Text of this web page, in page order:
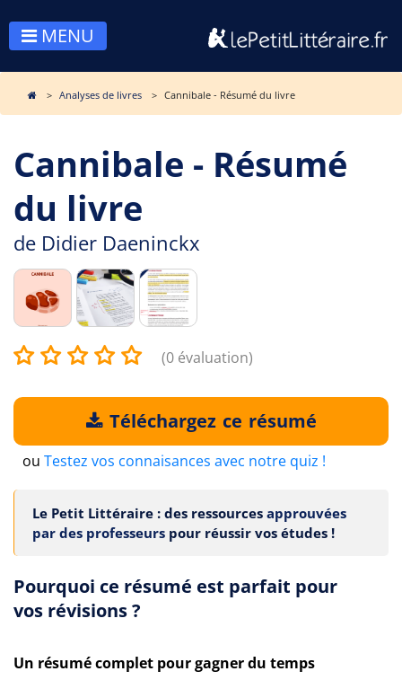
MENU
Analyses de livres Cannibale - Résumé du livre
Cannibale - Résumé
du livre
de Didier Daeninckx
(0 évaluation)
Téléchargez ce résumé
ou Testez vos connaisances avec notre quiz !
Le Petit Littéraire : des ressources approuvées
par des professeurs pour réussir vos études !
Pourquoi ce résumé est parfait pour
vos révisions ?
Un résumé complet pour gagner du temps